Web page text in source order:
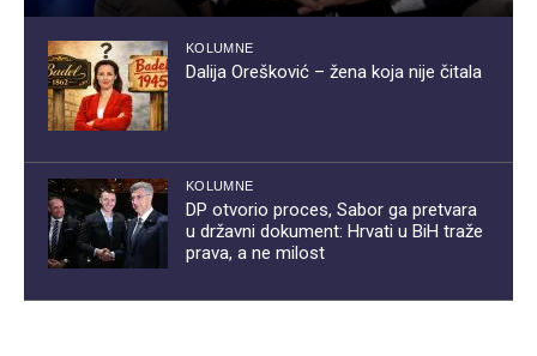
KOLUMNE
Dalija Orešković – žena koja nije čitala
KOLUMNE
DP otvorio proces, Sabor ga pretvara
u državni dokument: Hrvati u BiH traže
prava, a ne milost